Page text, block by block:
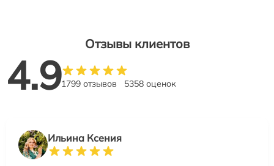
Отзывы клиентов
4.91799 отзывов 5358 оценок
Ильина Ксения